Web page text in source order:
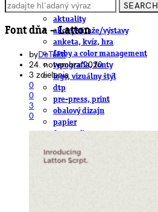
ČLÁNKY
aktuality
akcie/súťaže/výstavy
anketa, kvíz, hra
farby a color management
typografia, fonty
logo, vizuálny štýl
dtp
pre-press, print
obalový dizajn
papier
web
SEARCH
Font dňa – Latton
byDeTePe
24. novembra 2020
3 zdielania
0
0
3
0